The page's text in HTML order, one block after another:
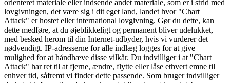
orienteret materiale eller indsende andet materiale, som er i strid med
lovgivningen, det være sig i dit eget land, landet hvor "Chart
Attack" er hostet eller international lovgivning. Gør du dette, kan
dette medføre, at du øjeblikkeligt og permanent bliver udelukket,
med besked herom til din Internet-udbyder, hvis vi vurderer det
nødvendigt. IP-adresserne for alle indlæg logges for at give
mulighed for at håndhæve disse vilkår. Du indvilliger i at "Chart
Attack" har ret til at fjerne, ændre, flytte eller låse ethvert emne til
enhver tid, såfremt vi finder dette passende. Som bruger indvilliger